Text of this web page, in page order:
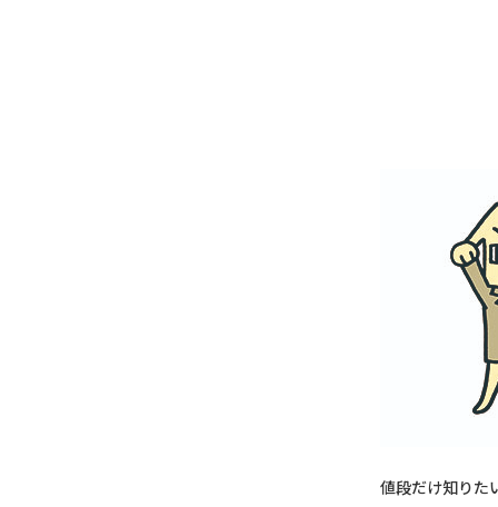
値段だけ知りた